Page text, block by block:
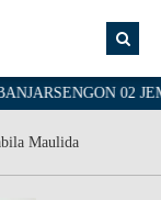
02
Maulida